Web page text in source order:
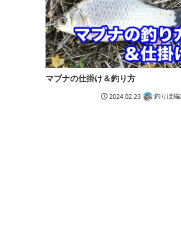
マブナの仕掛け＆釣り方
2024.02.23 釣りぽ